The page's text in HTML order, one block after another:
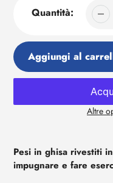
Quantità:
Aggiungi al
Altre
prodotto
al
Pesi in ghisa rivestiti
impugnare e fare